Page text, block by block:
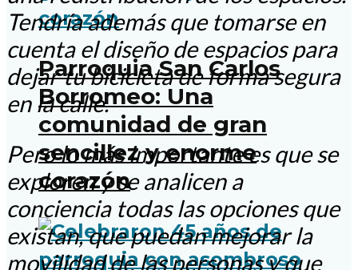
Parroquia San Carlos
Borromeo: Una
comunidad de gran
sencillez y enorme
corazón
Tendría además que tomarse en
cuenta el diseño de espacios para
dejar tu bicicleta de forma segura
en la calle.
Pero lo más importante es que se
exploren y se analicen a
conciencia todas las opciones que
existan, que puedan mejorar la
movilidad de las personas y que